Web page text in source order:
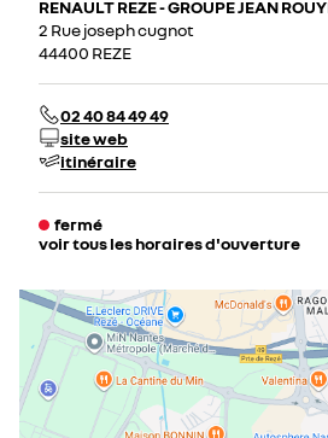
RENAULT REZE - GROUPE JEAN
2 Rue joseph cugnot
44400 REZE
02 40 84 49 49
site web
itinéraire
fermé
voir tous les horaires d'ouverture
mardi
mercredi
jeudi
vendredi
samedi
dimanche